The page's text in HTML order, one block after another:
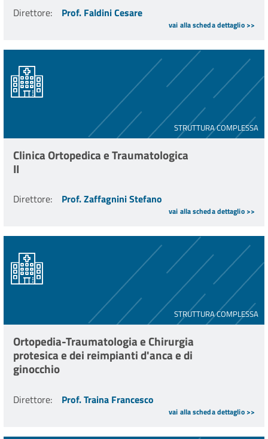
Direttore: Prof. Faldini Cesare
vai alla scheda dettaglio >>
STRUTTURA COMPLESSA
Clinica Ortopedica e Traumatologica
II
Direttore: Prof. Zaffagnini Stefano
vai alla scheda dettaglio >>
STRUTTURA COMPLESSA
Ortopedia-Traumatologia e Chirurgia
protesica e dei reimpianti d'anca e di
ginocchio
Direttore: Prof. Traina Francesco
vai alla scheda dettaglio >>